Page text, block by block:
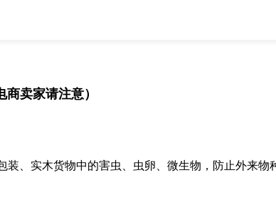
卖家请注意）
实木货物中的害虫、虫卵、微生物，防止外来物